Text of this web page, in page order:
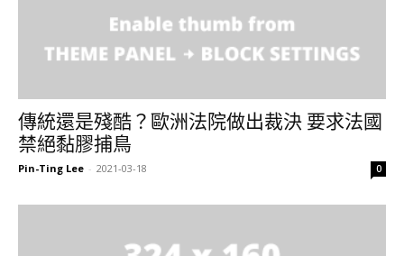
傳統還是殘酷？歐洲法院做出裁決 要求法國
禁絕黏膠捕鳥
Pin-Ting Lee - 2021-03-18 0